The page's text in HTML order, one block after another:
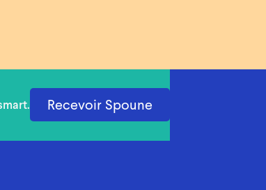
Recevoir Spoune